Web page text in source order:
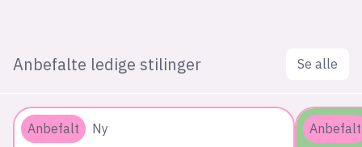
Anbefalte ledige stilinger Se alle
Anbefalt Ny Anbefalt